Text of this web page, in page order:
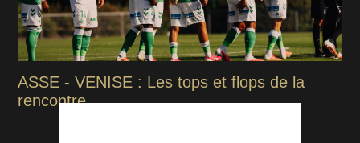
ASSE - VENISE : Les tops et flops de la
rencontre